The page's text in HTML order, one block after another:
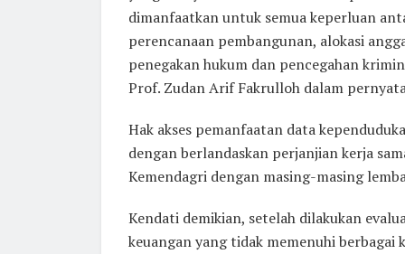
dimanfaatkan untuk semua keperluan
perencanaan pembangunan, alokasi
penegakan hukum dan pencegahan
Prof. Zudan Arif Fakrulloh dalam
Hak akses pemanfaatan data
dengan berlandaskan perjanjian kerja
Kemendagri dengan masing-masing
Kendati demikian, setelah dilakukan
keuangan yang tidak memenuhi berbagai